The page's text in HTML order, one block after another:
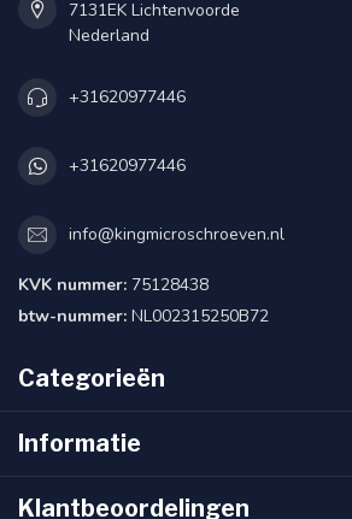
7131EK Lichtenvoorde
Nederland
+31620977446
+31620977446
info@kingmicroschroeven.nl
KVK nummer: 75128438
btw-nummer: NL002315250B72
Categorieën
Informatie
Klantbeoordelingen